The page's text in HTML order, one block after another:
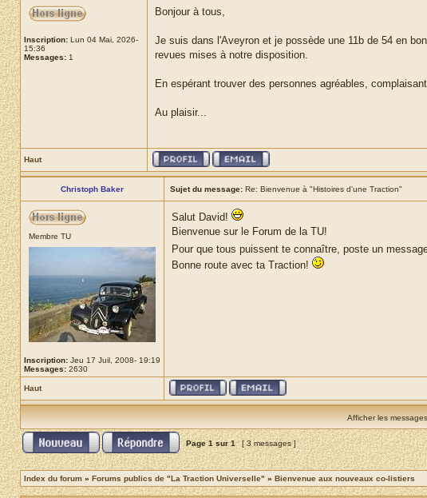
Inscription: Lun 04 Mai, 2026-
15:36
Messages: 1
Bonjour à tous,
Je suis dans l'Aveyron et je possède une 11b de 54 en
revues mises à notre disposition.
En espérant trouver des personnes agréables,
Au plaisir...
Haut
Christoph Baker Sujet du message: Re: Bienvenue à "Histoires d'une Traction"
Membre TU
Inscription: Jeu 17 Juil, 2008- 19:19
Messages: 2630
Salut David!
Bienvenue sur le Forum de la TU!
Pour que tous puissent te connaître, poste un
Bonne route avec ta Traction!
Haut
Afficher les
Page1sur1 [ 3 messages ]
Index du forum » Forums publics de "La Traction Universelle" » Bienvenue aux nouveaux co-listiers